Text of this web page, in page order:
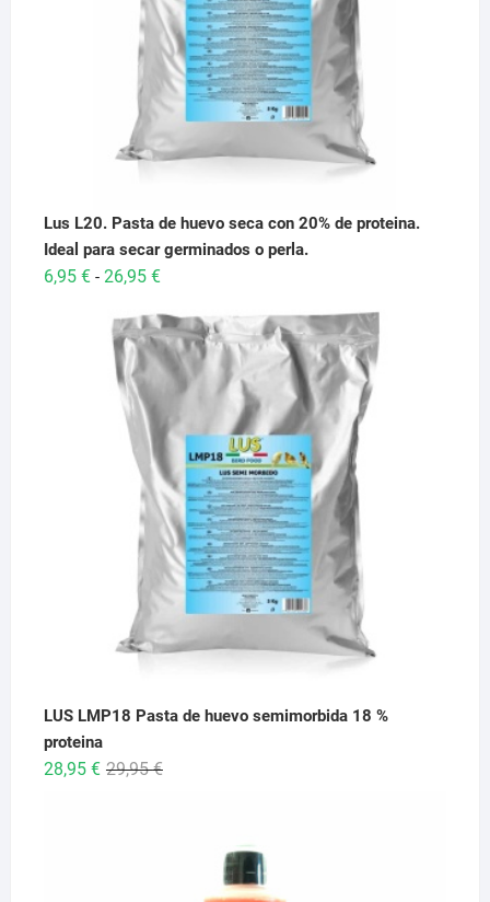
Lus L20. Pasta de huevo seca con 20% de proteina.
Ideal para secar germinados o perla.
6,95 € - 26,95 €Rango
precios:
desde
6,95 €
26,95 €
LUS LMP18 Pasta de huevo semimorbida 18 %
proteina
29,95€El
28,95 €
El